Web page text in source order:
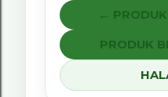
←
PRODUK